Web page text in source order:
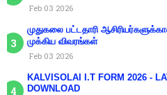
Feb 03 2026
முதுகலை பட்டதாரி
முக்கிய விவரங்கள்
Feb 03 2026
KALVISOLAI I.T FORM 2026 -
DOWNLOAD